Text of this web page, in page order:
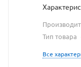
Тип товара
Все